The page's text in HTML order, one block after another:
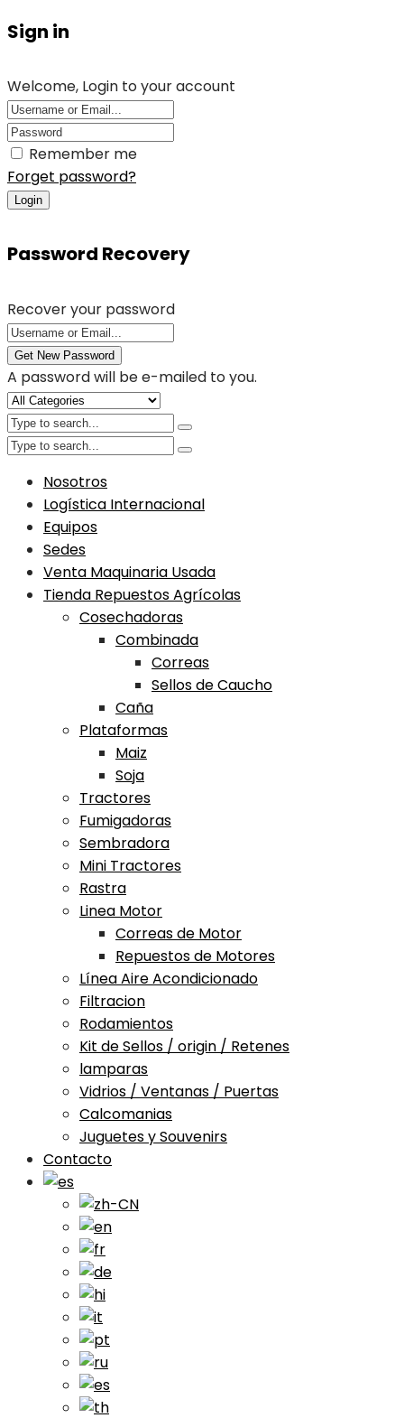
Sign in
Welcome, Login to your account
Remember me
Forget password?
Login
Password Recovery
Recover your password
Get New Password
A password will be e-mailed to you.
Nosotros
Logística Internacional
Equipos
Sedes
Venta Maquinaria Usada
Tienda Repuestos Agrícolas
Cosechadoras
Combinada
Correas
Sellos de Caucho
Caña
Plataformas
Maiz
Soja
Tractores
Fumigadoras
Sembradora
Mini Tractores
Rastra
Linea Motor
Correas de Motor
Repuestos de Motores
Línea Aire Acondicionado
Filtracion
Rodamientos
Kit de Sellos / origin / Retenes
lamparas
Vidrios / Ventanas / Puertas
Calcomanias
Juguetes y Souvenirs
Contacto